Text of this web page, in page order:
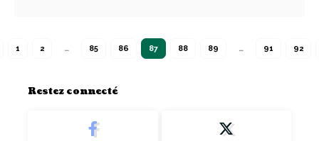
1 2 … 85 86 87 88 89 … 91 92
Restez connecté